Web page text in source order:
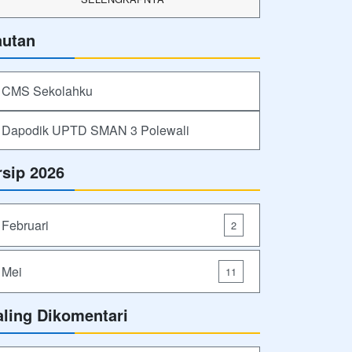
CMS Sekolahku
Dapodik UPTD SMAN 3 Polewali
2026
Februari 2
Mei 11
Dikomentari